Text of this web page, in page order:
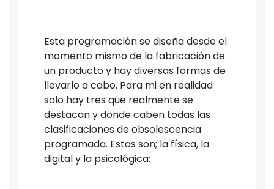
Esta programación se diseña desde el
momento mismo de la fabricación de
un producto y hay diversas formas de
llevarlo a cabo. Para mi en realidad
solo hay tres que realmente se
destacan y donde caben todas las
clasificaciones de obsolescencia
programada. Estas son; la física, la
digital y la psicológica: